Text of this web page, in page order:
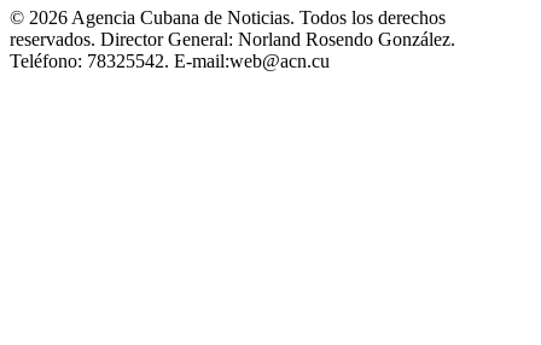
© 2026 Agencia Cubana de Noticias. Todos los derechos
reservados. Director General: Norland Rosendo González.
Teléfono: 78325542. E-mail:web@acn.cu